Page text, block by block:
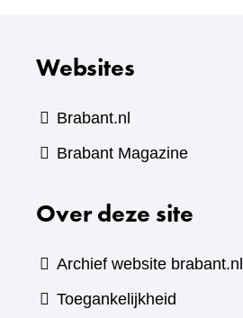
Websites
Brabant.nl
Brabant Magazine(verwijst
een
website)
Over deze site
Archief website brabant.nl
Toegankelijkheid